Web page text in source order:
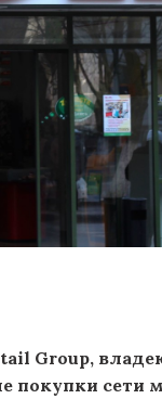
Group,
покупки сети